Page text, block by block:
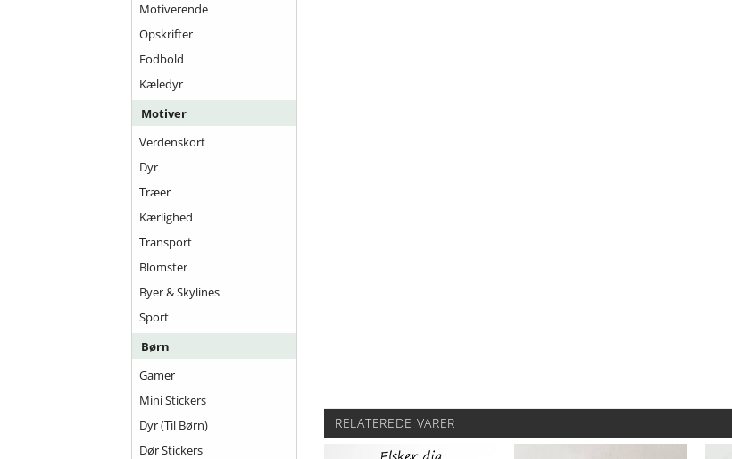
Motiverende
Opskrifter
Fodbold
Kæledyr
Motiver
Verdenskort
Dyr
Træer
Kærlighed
Transport
Blomster
Byer & Skylines
Sport
Børn
Gamer
Mini Stickers
Dyr (til Børn)
Dør Stickers
RELATEREDE VARER